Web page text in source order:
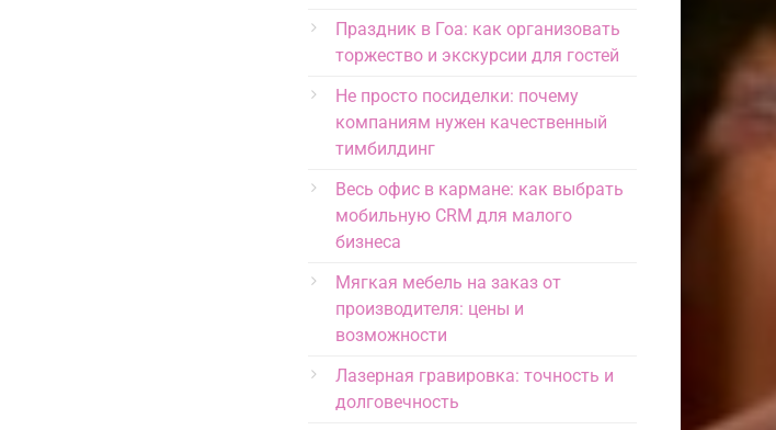
Праздник в Гоа: как организовать
торжество и экскурсии для гостей
Не просто посиделки: почему
компаниям нужен качественный
тимбилдинг
Весь офис в кармане: как выбрать
мобильную CRM для малого
бизнеса
Мягкая мебель на заказ от
производителя: цены и
возможности
Лазерная гравировка: точность и
долговечность